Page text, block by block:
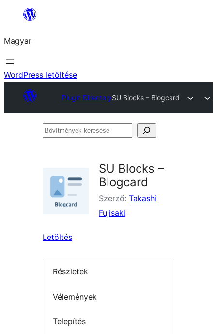
Ugrás
tartalomhoz
Magyar
WordPress letöltése
Plugin DirectorySU Blocks – Blogcard
Bővítmények
SU Blocks –
Blogcard
Szerző: Takashi
Fujisaki
Letöltés
Részletek
Vélemények
Telepítés